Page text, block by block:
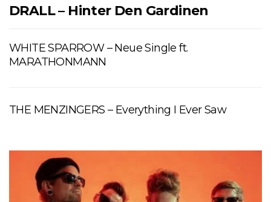
DRALL – Hinter Den Gardinen
WHITE SPARROW – Neue Single ft.
MARATHONMANN
THE MENZINGERS – Everything I Ever Saw